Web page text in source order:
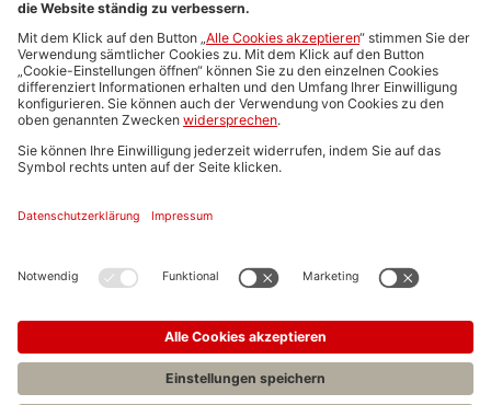
Newsletteranmeldung
Produktübersicht
ALLGEMEIN
FAQs
Impressum
Stellenangebote C.H.BECK